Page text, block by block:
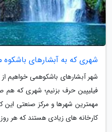
شهری که به آبشارهای
شهر آبشارهای باشکوهمی خواهیم از
فیلیپین حرف بزنیم؛ شهری که هم
مهمترین شهرها و مرکز صنعتی
کارخانه های زیادی هستند که هر